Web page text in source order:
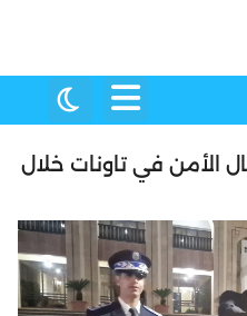
الأمن في تاونات خلال